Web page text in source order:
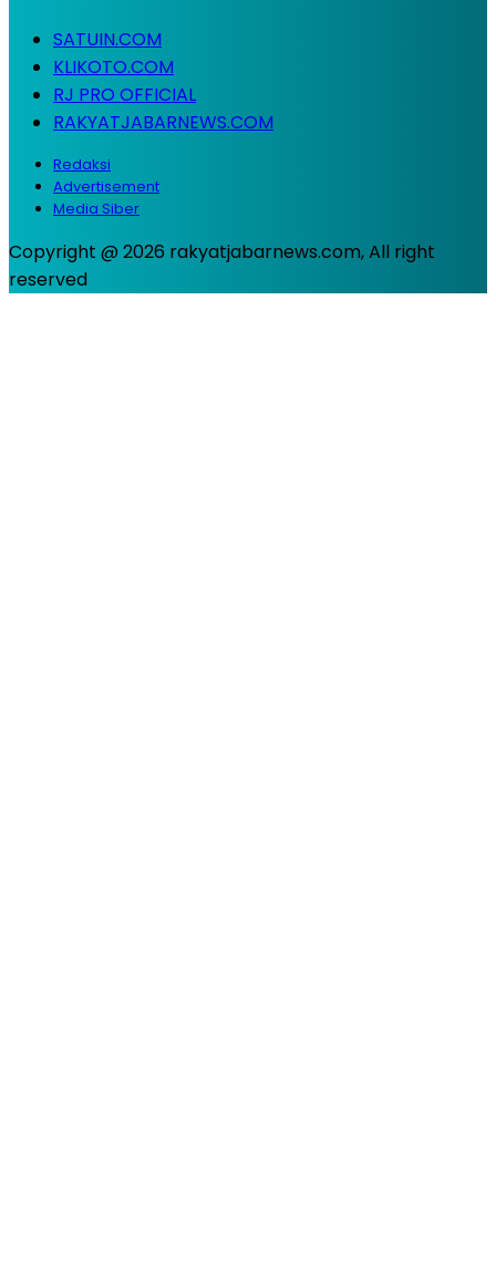
SATUIN.COM
KLIKOTO.COM
RJ PRO OFFICIAL
RAKYATJABARNEWS.COM
Redaksi
Advertisement
Media Siber
Copyright @ 2026 rakyatjabarnews.com, All right
reserved